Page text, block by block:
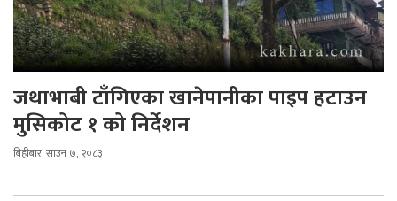
जथाभाबी टाँगिएका खानेपानीका पाइप हटाउन
मुसिकोट १ को निर्देशन
बिहीबार, साउन ७, २०८३